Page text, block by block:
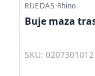
RUEDAS·Rhino
Buje maza
SKU: 0207301012